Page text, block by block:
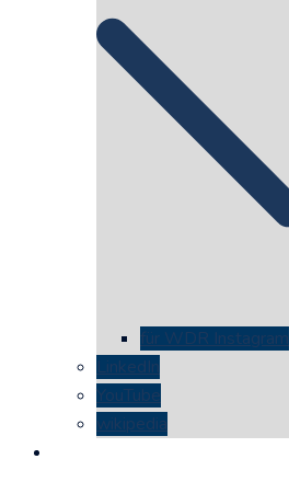
für WDR Instagram
LinkedIn
YouTube
wikipedia